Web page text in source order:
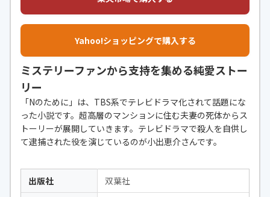
Yahoo!ショッピングで購入する
ミステリーファンから支持を集める純愛ストー
リー
「Nのために」は、TBS系でテレビドラマ化されて話題にな
った小説です。超高層のマンションに住む夫妻の死体からス
トーリーが展開していきます。テレビドラマで殺人を自供し
て逮捕された役を演じているのが小出恵介さんです。
出版社
双葉社